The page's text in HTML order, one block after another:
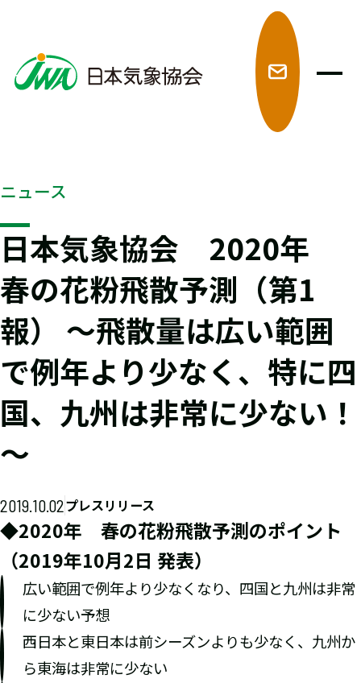
ニュース
日本気象協会 2020年
春の花粉飛散予測（第1
報） ～飛散量は広い範囲
で例年より少なく、特に四
国、九州は非常に少ない！
～
2019.10.02プレスリリース
◆2020年 春の花粉飛散予測のポイント
（2019年10月2日 発表）
広い範囲で例年より少なくなり、四国と九州は非常
に少ない予想
西日本と東日本は前シーズンよりも少なく、九州か
ら東海は非常に少ない